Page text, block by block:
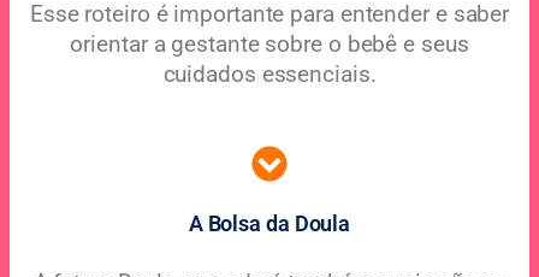
Esse roteiro é importante para entender e saber
orientar a gestante sobre o bebê e seus
cuidados essenciais.
A Bolsa da Doula